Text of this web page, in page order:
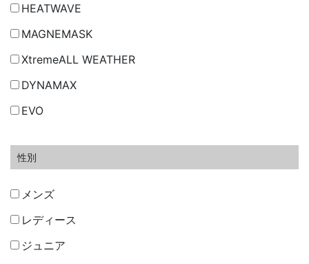
HEATWAVE
MAGNEMASK
XtremeALL WEATHER
DYNAMAX
EVO
性別
メンズ
レディース
ジュニア